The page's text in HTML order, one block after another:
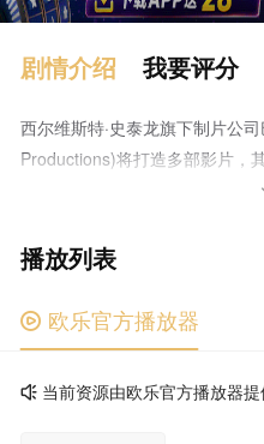
剧情介绍 我要评分
西尔维斯特·史泰龙旗下制片公
Productions)将打造多部影片，
利亚](Samaritan，暂译)及[亨
影片，该片预计明年开拍。
播放列表
 欧乐官方播放器
当前资源由欧乐官方播放器